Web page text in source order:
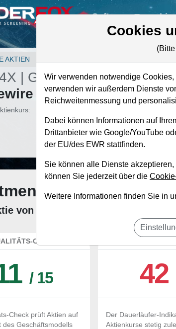
Software
AKTIEN
| GWRE–
Software Aktie
Umsatz
Check:
von Guidewire Software zum
CHECK
/ 15
Check prüft Aktien auf
des Geschäftsmodells
42
Der Dauerläufer-
Aktienkurse stetig
Cookies
Wir verwenden notwendige
verwenden wir außerdem Dienste
Reichweitenmessung und
Dabei können Informationen auf
Drittanbieter wie Google/YouTube
der EU/des EWR stattfinden.
Sie können alle Dienste
können Sie jederzeit über die
Weitere Informationen finden Sie in